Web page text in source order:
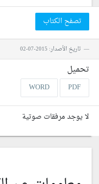
تصفح الكتاب
تاريخ الأصدار: 2015-07-02
تحميل
PDF
WORD
لا يوجد مرفقات صوتية